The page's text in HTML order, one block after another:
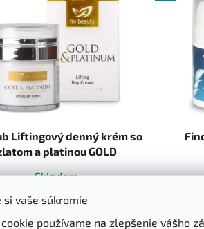
si vaše súkromie
cookie používame na zlepšenie vášho
Liftingový denný krém so
a platinou GOLD
PLATINUM 50 ml
Skladom
28,10 €
31,90 € (–11 %)